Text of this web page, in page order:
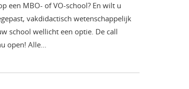
een MBO- of VO-school? En wilt u
vakdidactisch wetenschappelijk
school wellicht een optie. De call
open! Alle…